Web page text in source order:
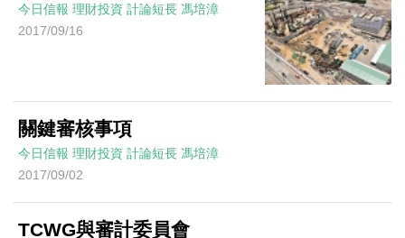
今日信報 理財投資 計論短長 馮培漳
2017/09/16
關鍵審核事項
今日信報 理財投資 計論短長 馮培漳
2017/09/02
TCWG與審計委員會